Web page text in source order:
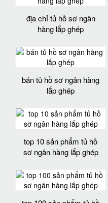
địa chỉ tủ hồ sơ ngân
hàng lắp ghép
bán tủ hồ sơ ngân hàng
lắp ghép
top 10 sản phẩm tủ hồ
sơ ngân hàng lắp ghép